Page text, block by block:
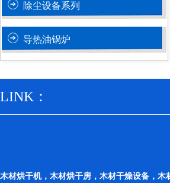
除尘设备系列
导热油锅炉
LINK：
木材烘干机，木材烘干房，木材干燥设备，木